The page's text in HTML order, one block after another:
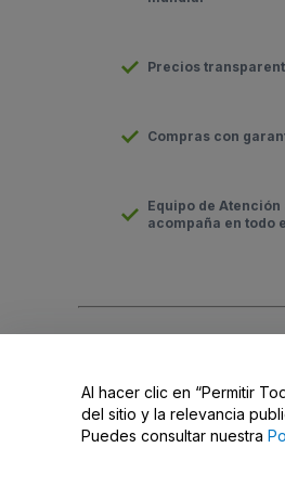
Precios
Compras con
Equipo de Atención
acompaña en todo
No compartir mi información
Al hacer clic en “Permitir
del sitio y la relevancia
Puedes consultar nuestra